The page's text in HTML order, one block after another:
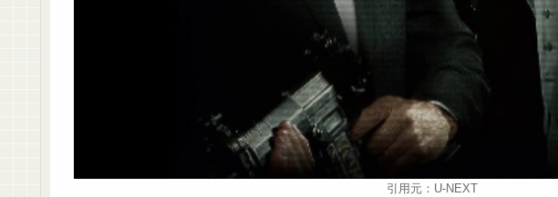
引用元：U-NEXT